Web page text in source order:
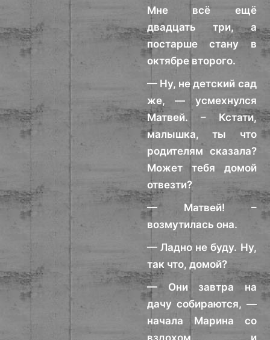
Мне всё ещё
двадцать три, а
постарше стану в
октябре второго.
— Ну, не детский сад
же, — усмехнулся
Матвей. – Кстати,
малышка, ты что
родителям сказала?
Может тебя домой
отвезти?
— Матвей! –
возмутилась она.
— Ладно не буду. Ну,
так что, домой?
— Они завтра на
дачу собираются, —
начала Марина со
вздохом и